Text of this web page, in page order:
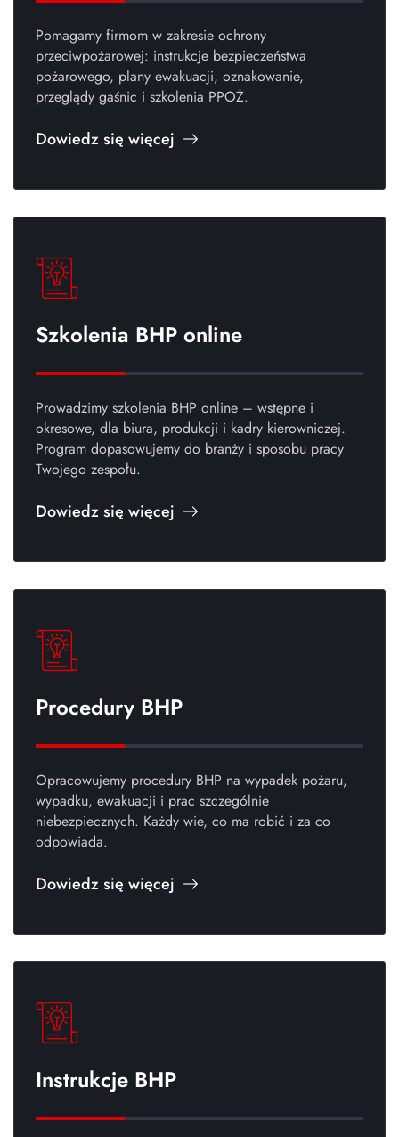
Pomagamy firmom w zakresie ochrony
przeciwpożarowej: instrukcje bezpieczeństwa
pożarowego, plany ewakuacji, oznakowanie,
przeglądy gaśnic i szkolenia PPOŻ.
Dowiedz się więcej
Szkolenia BHP online
Prowadzimy szkolenia BHP online – wstępne i
okresowe, dla biura, produkcji i kadry kierowniczej.
Program dopasowujemy do branży i sposobu pracy
Twojego zespołu.
Dowiedz się więcej
Procedury BHP
Opracowujemy procedury BHP na wypadek pożaru,
wypadku, ewakuacji i prac szczególnie
niebezpiecznych. Każdy wie, co ma robić i za co
odpowiada.
Dowiedz się więcej
Instrukcje BHP